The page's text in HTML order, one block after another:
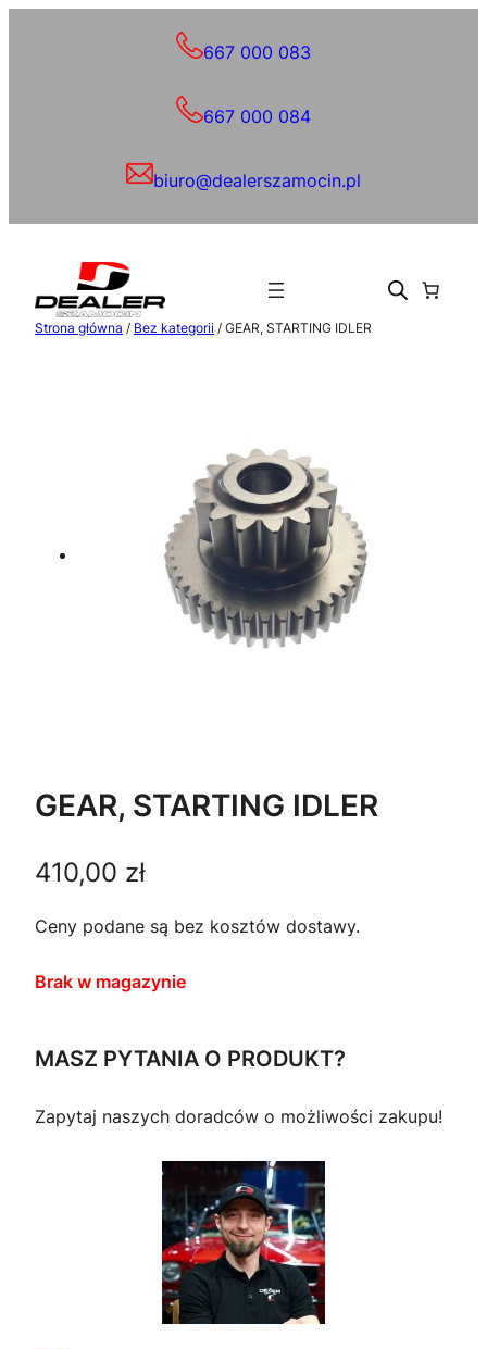
667 000 083
667 000 084
biuro@dealerszamocin.pl
Strona główna / Bez kategorii / GEAR, STARTING IDLER
GEAR, STARTING IDLER
410,00 zł
Ceny podane są bez kosztów dostawy.
Brak w magazynie
MASZ PYTANIA O PRODUKT?
Zapytaj naszych doradców o możliwości zakupu!